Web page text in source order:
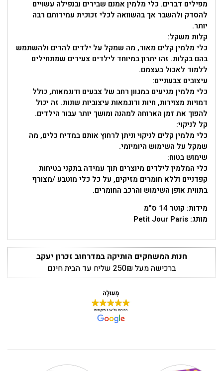
מפילים דברים. כלי מלמין אמנם שבירים ובנפילה עשויים
להסדק ולהשבר אך בהשוואה לכלי זכוכית עמידותם רבה
יותר.
קלות משקל:
כלי מלמין קלים מאוד, מה שמקל על ילדים להרים ולהשתמש
בהם בקלות. זהו יתרון במיוחד לילדים צעירים שמתחילים
ללמוד לאכול בעצמם.
עיצובים צבעוניים:
כלי מלמין מגיעים במגוון רחב של צבעים ודוגמאות, כולל
דמויות מצוירות, חיות ודוגמאות עיצוביות שונות. זה יכול
להפוך את זמן הארוחה למהנה ומושך יותר עבור הילדים.
קל לניקוי:
כלי מלמין קלים לניקוי וניתן לרחוץ אותם במדיח כלים, מה
שמקל על השימוש היומיומי.
שימוש בטוח:
כלי המלמין לילדים מיוצרים תוך עמידה בתקני בטיחות
קפדניים וללא חומרים מזיקים, על כל כלי מוטבע /מצורף
בתווית אופן השימוש והרכב החומרים.
מידות: קוטר 14 ס”מ
מותג: Petit Jour Paris
חנות המשחקים הותיקה במדרחוב זכרון יעקב
ברכישה מעל 250₪ שליח עד הבית חינם